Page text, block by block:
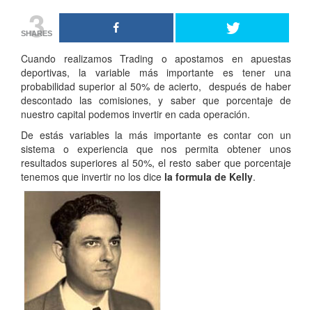
3
SHARES
Cuando realizamos Trading o apostamos en apuestas
deportivas, la variable más importante es tener una
probabilidad superior al 50% de acierto, después de haber
descontado las comisiones, y saber que porcentaje de
nuestro capital podemos invertir en cada operación.
De estás variables la más importante es contar con un
sistema o experiencia que nos permita obtener unos
resultados superiores al 50%, el resto saber que porcentaje
tenemos que invertir no los dice la formula de Kelly.